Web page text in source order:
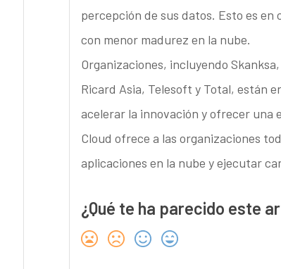
percepción de sus datos. Esto es
con menor madurez en la nube.
Organizaciones, incluyendo
Ricard Asia, Telesoft y Total, están
acelerar la innovación y ofrecer una
Cloud ofrece a las organizaciones
aplicaciones en la nube y ejecutar
¿Qué te ha parecido este